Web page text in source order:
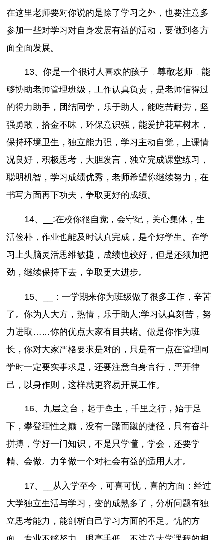
在这里老师要对你说的是除了学习之外，也要注意多
参加一些对学习对自身发展有益的活动，要做到各方
面全面发展。
13、你是一个很讨人喜欢的孩子，尊敬老师，能
够协助老师管理班级，工作认真负责，是老师信得过
的得力助手，团结同学，乐于助人，能吃苦耐劳，坚
强勇敢，拾金不昧，环保意识强，能爱护花草树木，
保持环境卫生，独立能力强，学习主动自觉，上课情
况良好，积极思考，大胆发言，独立完成课堂练习，
聪明机智，学习成绩优秀，老师希望你继续努力，在
书写方面再下功夫，争取更好的成绩。
14、__:在校你很自觉，会守纪，关心集体，生
活俭朴，作业也能及时认真完成，是个好学生。在学
习上头脑灵活思维敏捷，成绩也较好，但是还须加把
劲，继续保持下去，争取更大进步。
15、__：一学期来你为班级做了很多工作，辛苦
了。你为人大方，热情，乐于助人;学习认真刻苦，努
力进取……你的优点大家有目共睹。做是你作为班
长，你对大家严格要求是对的，只是有一点在管理同
学时一定要实事求是，还要注意自身言行，严开律
己，以身作则，这样就更容易开展工作。
16、九层之台，起于垒土，千里之行，始于足
下，攀登理性之巅，没有一躇而蹴的捷径，只有奋斗
拼搏，学好一门知识，不是只学懂，学会，还要学
精、会做。力争做一个对社会有益的适用人才。
17、__从入学至今，可喜可忧，喜的方面：经过
大学独立生活与学习，变的成熟多了，分析问题有独
立思考能力，能剖析自己学习方面的不足。忧的方